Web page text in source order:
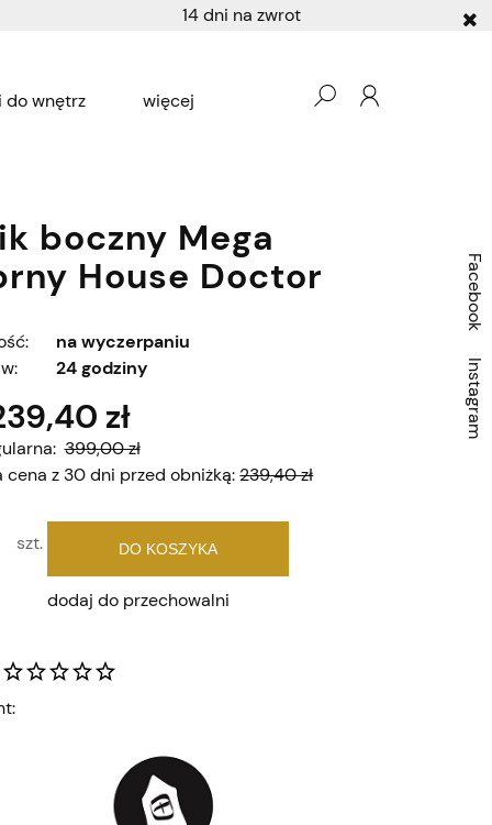
14 dni na zwrot
do wnętrz więcej
Facebook
Instagram
boczny Mega
House Doctor
na wyczerpaniu
24 godziny
zł
399,00 zł
cena z 30 dni przed obniżką:239,40 zł
szt. DO KOSZYKA
dodaj do przechowalni